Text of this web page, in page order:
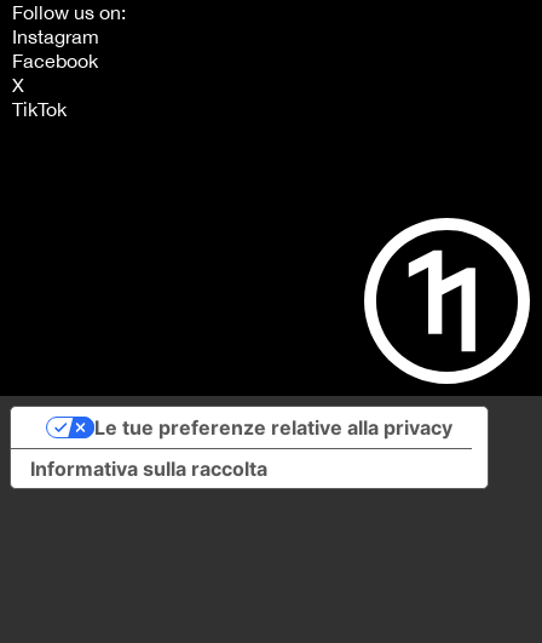
Follow us on:
Instagram
Facebook
X
TikTok
Informativa sulla raccolta
Le tue preferenze relative alla privacy